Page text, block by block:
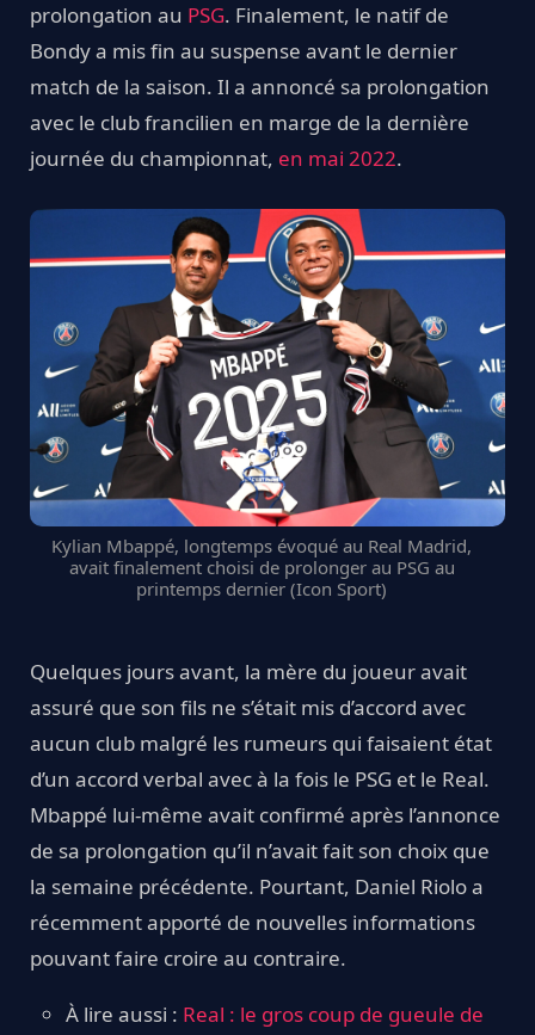
prolongation au PSG. Finalement, le natif de
Bondy a mis fin au suspense avant le dernier
match de la saison. Il a annoncé sa prolongation
avec le club francilien en marge de la dernière
journée du championnat, en mai 2022.
Kylian Mbappé, longtemps évoqué au Real Madrid,
avait finalement choisi de prolonger au PSG au
printemps dernier (Icon Sport)
Quelques jours avant, la mère du joueur avait
assuré que son fils ne s’était mis d’accord avec
aucun club malgré les rumeurs qui faisaient état
d’un accord verbal avec à la fois le PSG et le Real.
Mbappé lui-même avait confirmé après l’annonce
de sa prolongation qu’il n’avait fait son choix que
la semaine précédente. Pourtant, Daniel Riolo a
récemment apporté de nouvelles informations
pouvant faire croire au contraire.
À lire aussi : Real : le gros coup de gueule de